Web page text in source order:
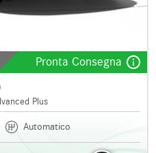
Pronta Consegna info_outline
Plus
Automatico